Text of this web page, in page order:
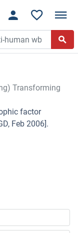
Transforming
factor
Feb 2006].